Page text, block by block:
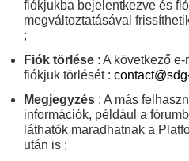
fiókjukba bejelentkezve és
megváltoztatásával
;
Fiók törlése : A következő
fiókjuk törlését :
Megjegyzés : A más
információk, például a
láthatók maradhatnak a
után is ;